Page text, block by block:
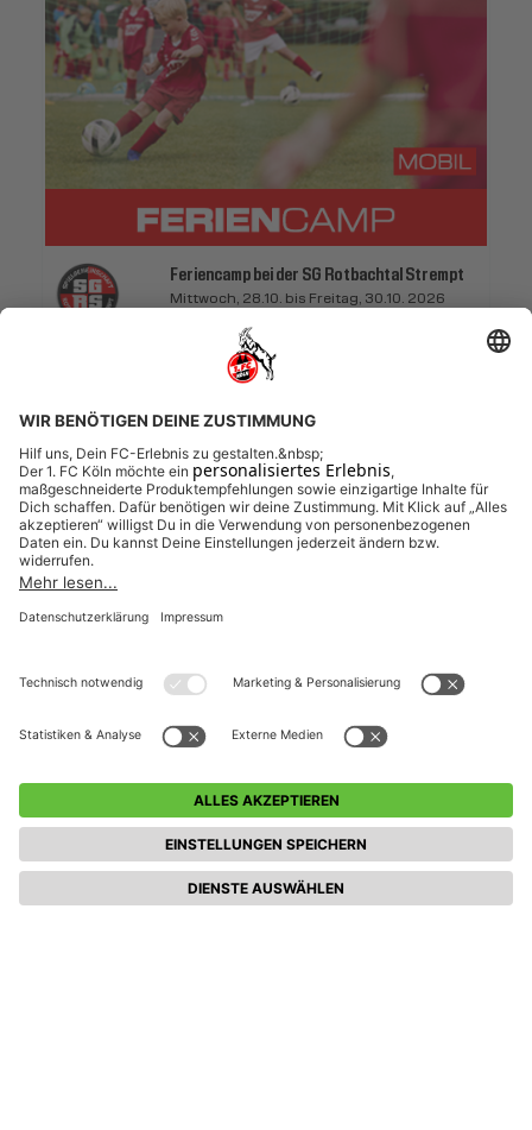
Feriencamp bei der SG Rotbachtal Strempt
Mittwoch, 28.10. bis Freitag, 30.10. 2026
SG Rotbachtal-Strempt
Feriencamp Mobil 3 Tage
28.10.2026 bis 30.10.2026 (3 Tage)
FREIE PLÄTZE VORHANDEN
Anmeldeschluss 25. Oktober 2026, 09:30 Uhr
Anmelden 155,00 EUR
Weitere Veranstaltungen entdecken (Feriencamp